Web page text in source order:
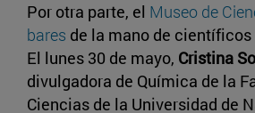
Por otra parte, el Museo de
bares de la mano de
El lunes 30 de mayo, Cristina
divulgadora de Química de la
Ciencias de la Universidad de